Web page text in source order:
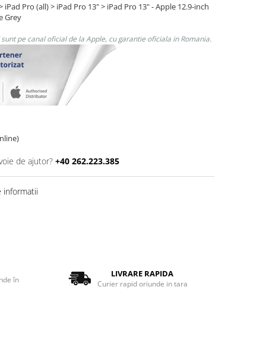
Pro (all) > iPad Pro 13" > iPad Pro 13" - Apple 12.9-inch
Grey
pe canal oficial de la Apple, cu garantie oficiala in Romania.
de ajutor? +40 262.223.385
informatii
în
LIVRARE RAPIDA
Curier rapid oriunde in tara